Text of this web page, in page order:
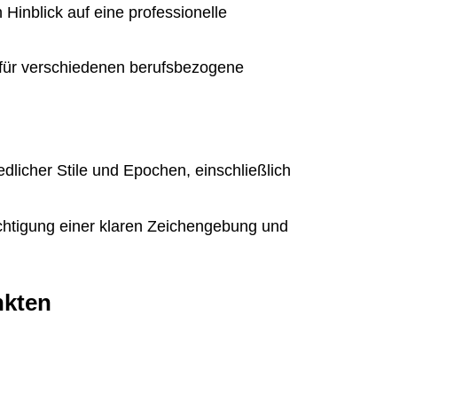
auf eine professionelle
verschiedenen berufsbezogene
Stile und Epochen, einschließlich
einer klaren Zeichengebung und